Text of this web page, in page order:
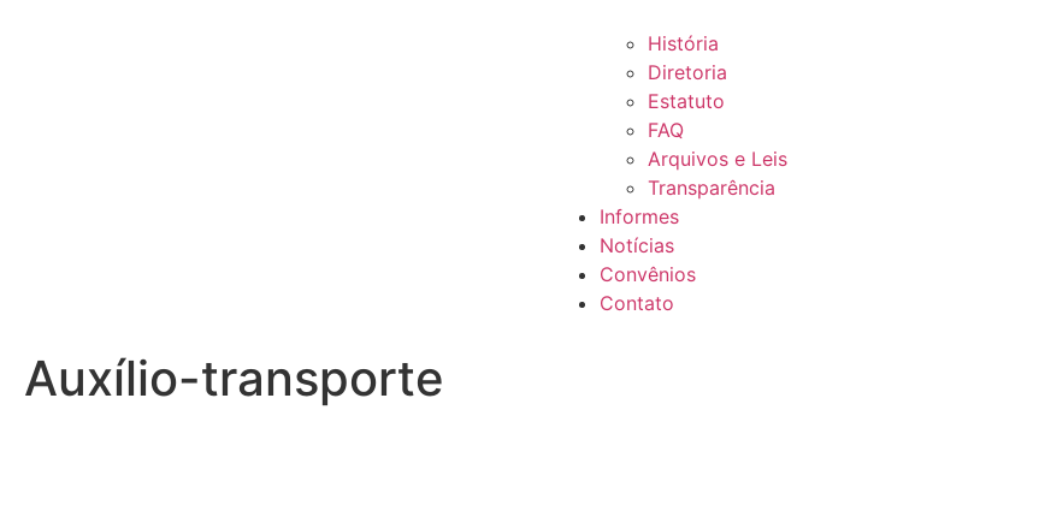
História
Diretoria
Estatuto
FAQ
Arquivos e Leis
Transparência
Informes
Notícias
Convênios
Contato
Auxílio-transporte